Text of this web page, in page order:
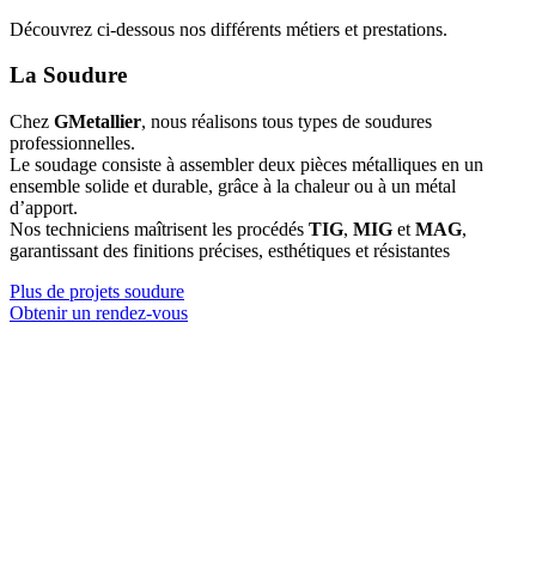
Découvrez ci-dessous nos différents métiers et prestations.
La Soudure
Chez GMetallier, nous réalisons tous types de soudures
professionnelles.
Le soudage consiste à assembler deux pièces métalliques en un
ensemble solide et durable, grâce à la chaleur ou à un métal
d’apport.
Nos techniciens maîtrisent les procédés TIG, MIG et MAG,
garantissant des finitions précises, esthétiques et résistantes
Plus de projets soudure
Obtenir un rendez-vous